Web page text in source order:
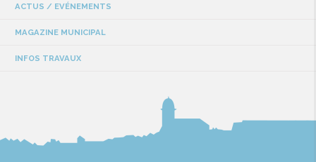
ACTUS / EVÉNEMENTS
MAGAZINE MUNICIPAL
INFOS TRAVAUX